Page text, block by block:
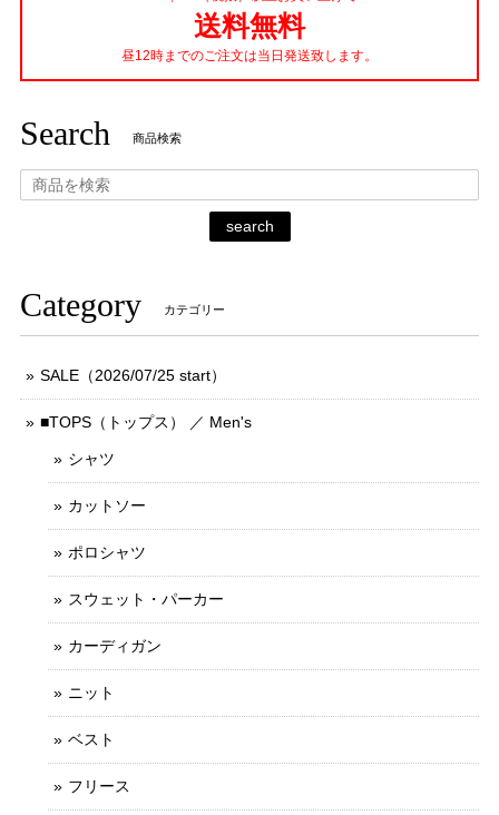
送料無料
昼12時までのご注文は当日発送致します。
Search 商品検索
search
Category カテゴリー
SALE（2026/07/25 start）
■TOPS（トップス） ／ Men's
シャツ
カットソー
ポロシャツ
スウェット・パーカー
カーディガン
ニット
ベスト
フリース